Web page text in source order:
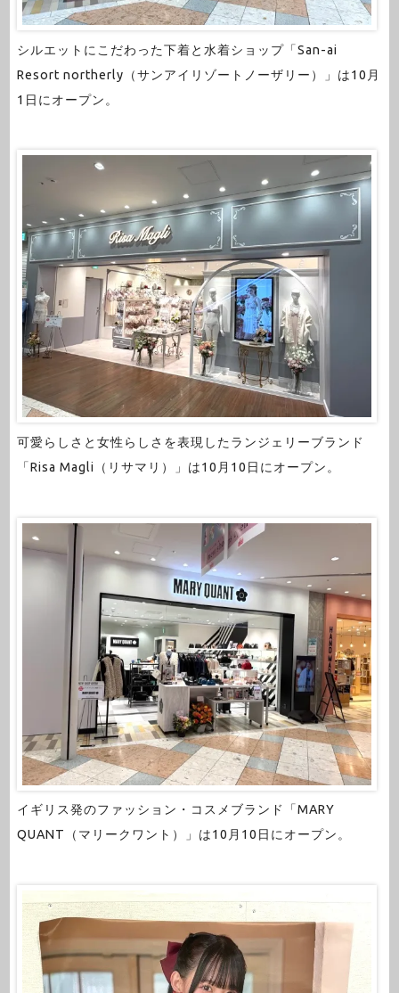
シルエットにこだわった下着と水着ショップ「San-ai
Resort northerly（サンアイリゾートノーザリー）」は10月
1日にオープン。
可愛らしさと女性らしさを表現したランジェリーブランド
「Risa Magli（リサマリ）」は10月10日にオープン。
イギリス発のファッション・コスメブランド「MARY
QUANT（マリークワント）」は10月10日にオープン。